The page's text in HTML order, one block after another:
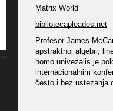
Matrix World
bibliotecapleades.net
Profesor James
apstraktnoj algebri,
homo univezalis je
internacionalnim
često i bez ustezanja